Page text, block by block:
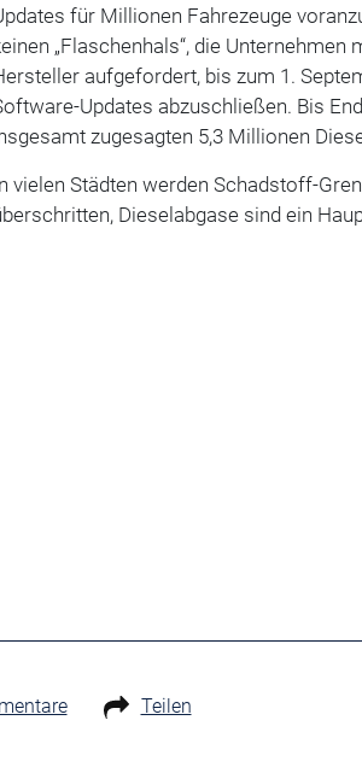
für Millionen Fahrezeuge
„Flaschenhals“, die
aufgefordert, bis zum 1.
Updates abzuschließen. Bis
zugesagten 5,3 Millionen
vielen Städten werden Schadstoff-
Dieselabgase sind ein
Teilen